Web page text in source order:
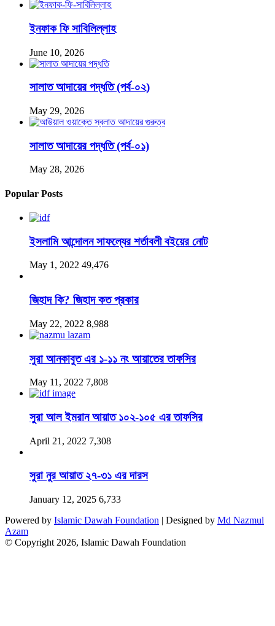
ইনফাক ফি সাবিলিল্লাহ
June 10, 2026
সালাত আদায়ের পদ্ধতি (পর্ব-০২)
May 29, 2026
সালাত আদায়ের পদ্ধতি (পর্ব-০১)
May 28, 2026
Popular Posts
ইসলামি আন্দোলন সাফল্যের শর্তাবলী বইয়ের নোট
May 1, 2022 49,476
জিহাদ কি? জিহাদ কত প্রকার
May 22, 2022 8,988
সুরা আনকাবুত এর ১-১১ নং আয়াতের তাফসির
May 11, 2022 7,808
সুরা আল ইমরান আয়াত ১০২-১০৫ এর তাফসির
April 21, 2022 7,308
সুরা নুর আয়াত ২৭-৩১ এর দারস
January 12, 2025 6,733
Powered by Islamic Dawah Foundation | Designed by Md Nazmul
Azam
© Copyright 2026, Islamic Dawah Foundation